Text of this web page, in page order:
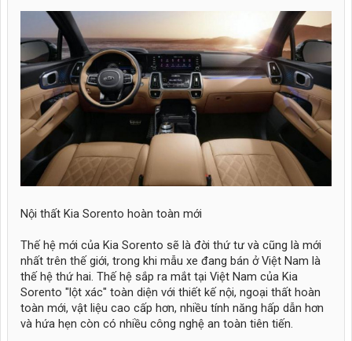
Nội thất Kia Sorento hoàn toàn mới
Thế hệ mới của Kia Sorento sẽ là đời thứ tư và cũng là mới
nhất trên thế giới, trong khi mẫu xe đang bán ở Việt Nam là
thế hệ thứ hai. Thế hệ sắp ra mắt tại Việt Nam của Kia
Sorento "lột xác" toàn diện với thiết kế nội, ngoại thất hoàn
toàn mới, vật liệu cao cấp hơn, nhiều tính năng hấp dẫn hơn
và hứa hẹn còn có nhiều công nghệ an toàn tiên tiến.